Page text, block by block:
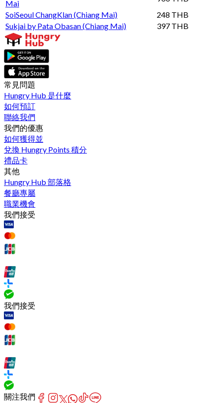
Mai
SoiSeoul ChangKlan (Chiang Mai)
248 THB
Sukjai by Pata Obasan (Chiang Mai)
397 THB
常見問題
Hungry Hub 是什麼
如何預訂
聯絡我們
我們的優惠
如何獲得並
兌換 Hungry Points 積分
禮品卡
其他
Hungry Hub 部落格
餐廳專屬
職業機會
我們接受
我們接受
關注我們